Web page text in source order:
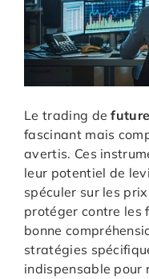
Le trading de
fascinant mais
avertis. Ces
leur potentiel de
spéculer sur les
protéger contre les
bonne
stratégies
indispensable pour